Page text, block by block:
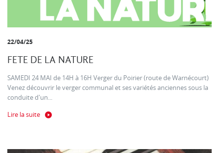
22/04/25
FETE DE LA NATURE
SAMEDI 24 MAI de 14H à 16H Verger du Poirier (route de Warnécourt)
Venez découvrir le verger communal et ses variétés anciennes sous la
conduite d'un...
Lire la suite